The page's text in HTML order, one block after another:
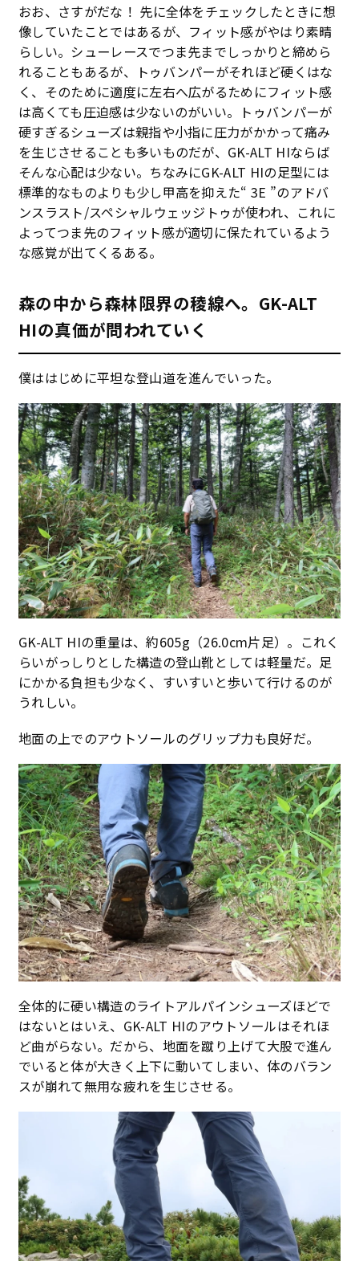
おお、さすがだな！ 先に全体をチェックしたときに想
像していたことではあるが、フィット感がやはり素晴
らしい。シューレースでつま先までしっかりと締めら
れることもあるが、トゥバンパーがそれほど硬くはな
く、そのために適度に左右へ広がるためにフィット感
は高くても圧迫感は少ないのがいい。トゥバンパーが
硬すぎるシューズは親指や小指に圧力がかかって痛み
を生じさせることも多いものだが、GK-ALT HIならば
そんな心配は少ない。ちなみにGK-ALT HIの足型には
標準的なものよりも少し甲高を抑えた“ 3E ”のアドバ
ンスラスト/スペシャルウェッジトゥが使われ、これに
よってつま先のフィット感が適切に保たれているよう
な感覚が出てくるある。
森の中から森林限界の稜線へ。GK-ALT
HIの真価が問われていく
僕ははじめに平坦な登山道を進んでいった。
GK-ALT HIの重量は、約605g（26.0cm片足）。これく
らいがっしりとした構造の登山靴としては軽量だ。足
にかかる負担も少なく、すいすいと歩いて行けるのが
うれしい。
地面の上でのアウトソールのグリップ力も良好だ。
全体的に硬い構造のライトアルパインシューズほどで
はないとはいえ、GK-ALT HIのアウトソールはそれほ
ど曲がらない。だから、地面を蹴り上げて大股で進ん
でいると体が大きく上下に動いてしまい、体のバラン
スが崩れて無用な疲れを生じさせる。